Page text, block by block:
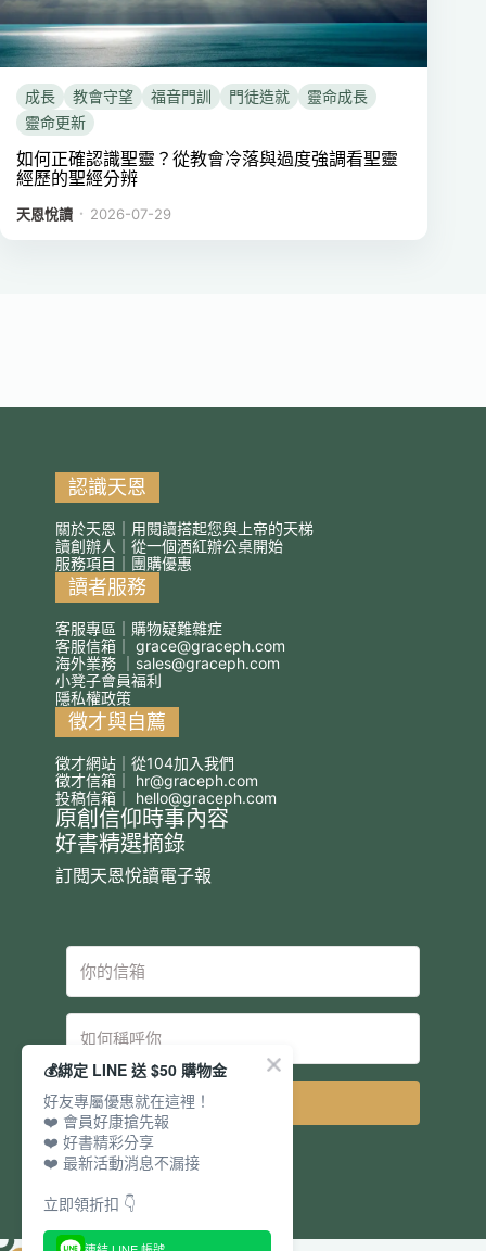
成長 教會守望 福音門訓 門徒造就
靈命成長
靈命更新
如何正確認識聖靈？從教會冷落與過度強調看聖靈
經歷的聖經分辨
天恩悅讀 ． 2026-07-29
認識天恩
關於天恩｜用閱讀搭起您與上帝的天梯
讀創辦人｜從一個酒紅辦公桌開始
服務項目｜團購優惠
讀者服務
客服專區｜購物疑難雜症
客服信箱｜ grace@graceph.com
海外業務 ｜ sales@graceph.com
小凳子會員福利
隱私權政策
徵才與自薦
徵才網站｜從104加入我們
徵才信箱｜ hr@graceph.com
投稿信箱｜ hello@graceph.com
原創信仰時事內容
好書精選摘錄
訂閱天恩悅讀電子報
💰綁定 LINE 送 $50 購物金
好友專屬優惠就在這裡！
❤️ 會員好康搶先報
❤️ 好書精彩分享
❤️ 最新活動消息不漏接
立即領折扣 👇